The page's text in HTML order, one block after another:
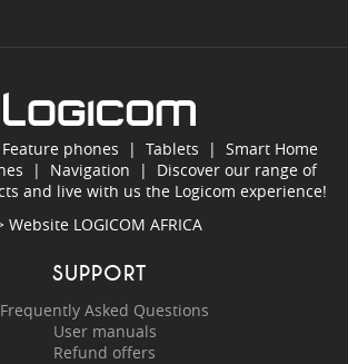
Feature phones | Tablets | Smart Home
| Navigation | Discover our range of
and live with us the Logicom experience!
Website LOGICOM AFRICA
SUPPORT
Frequently Asked Questions
User manuals
Refund offers